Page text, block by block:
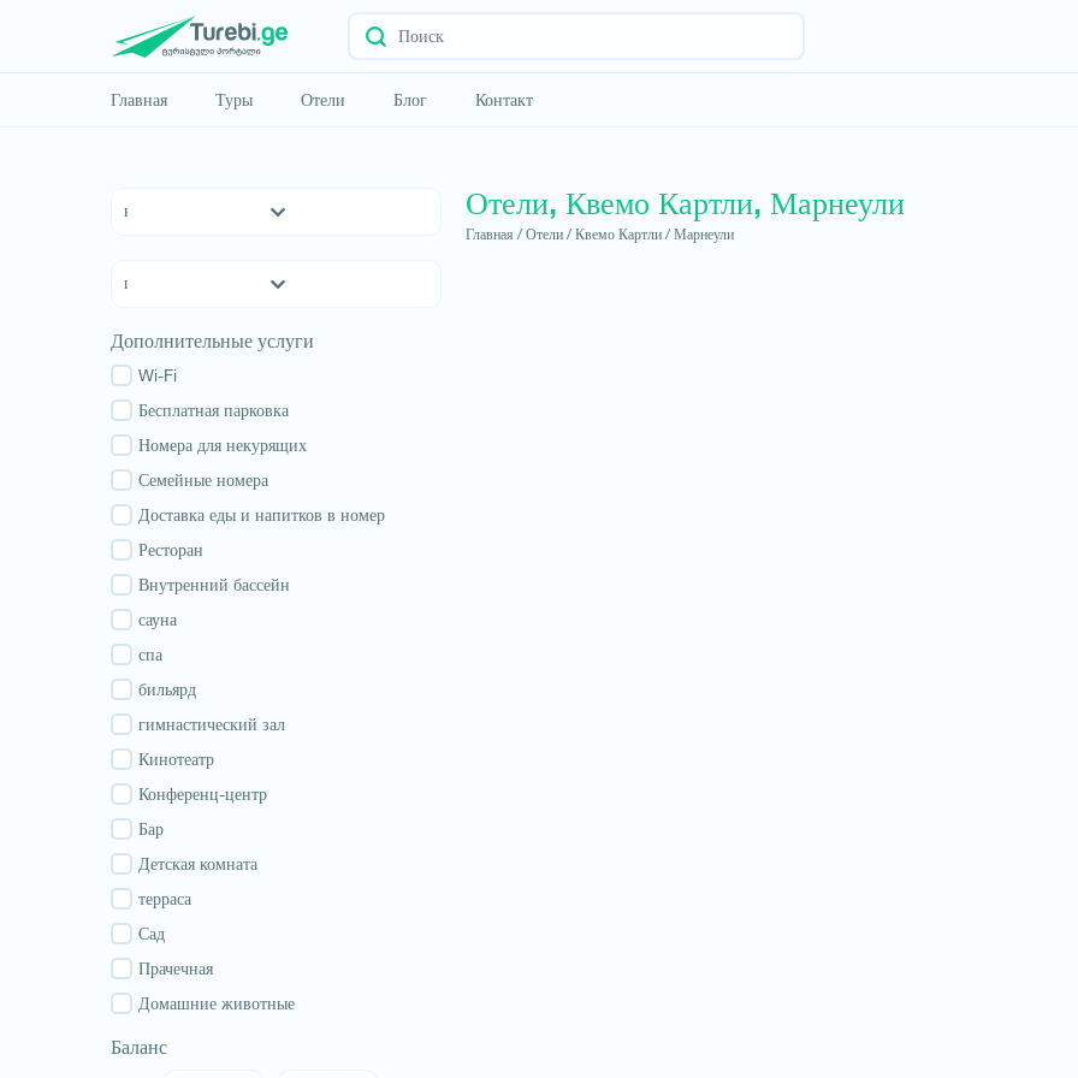
Главная Туры Отели Блог Контакт
Отели 4 *
хостелы
Семейные отели
апартаменты
Коттеджи
Кахетия
Тбилиси
Мцхета-Мтианети
Шида Картли
Самцхе-Джавахети
Имеретия
Гурия
Самегрело
Сванети
Рача
Аджария
Абхазия
Дополнительные услуги
Wi-Fi
Бесплатная парковка
Номера для некурящих
Семейные номера
Доставка еды и напитков в номер
Ресторан
Внутренний бассейн
сауна
спа
бильярд
гимнастический зал
Кинотеатр
Конференц-центр
Бар
Детская комната
терраса
Сад
Прачечная
Домашние животные
Баланс
Отели, Квемо Картли, Марнеули
Главная / Отели / Квемо Картли / Марнеули